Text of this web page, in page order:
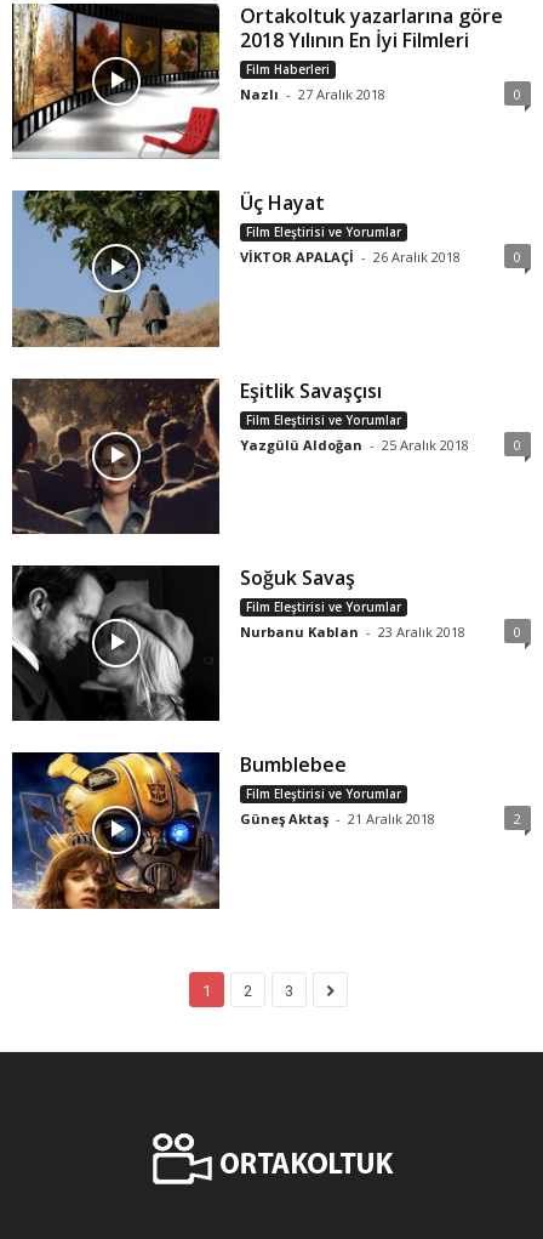
Ortakoltuk yazarlarına göre
2018 Yılının En İyi Filmleri
Film Haberleri
Nazlı - 27 Aralık 2018 0
Üç Hayat
Film Eleştirisi ve Yorumlar
VİKTOR APALAÇİ - 26 Aralık 2018 0
Eşitlik Savaşçısı
Film Eleştirisi ve Yorumlar
Yazgülü Aldoğan - 25 Aralık 2018 0
Soğuk Savaş
Film Eleştirisi ve Yorumlar
Nurbanu Kablan - 23 Aralık 2018 0
Bumblebee
Film Eleştirisi ve Yorumlar
Güneş Aktaş - 21 Aralık 2018 2
1 2 3